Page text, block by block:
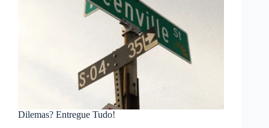
Dilemas? Entregue Tudo!